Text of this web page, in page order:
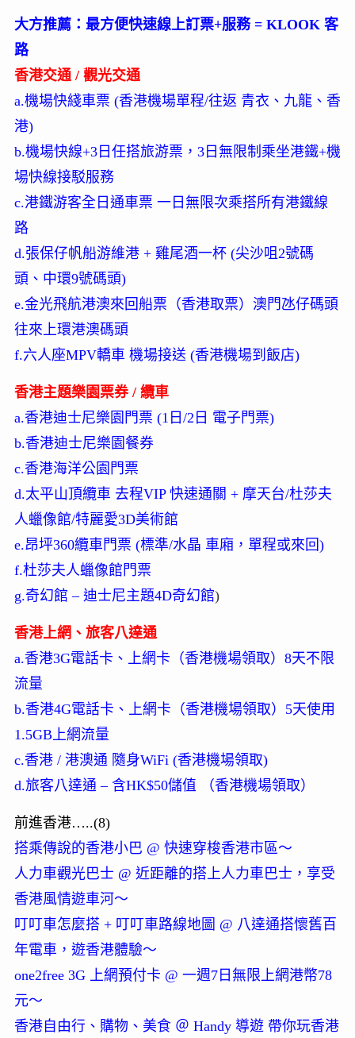
大方推薦：最方便快速線上訂票+服務 = KLOOK 客
路
香港交通 / 觀光交通
a.機場快綫車票 (香港機場單程/往返 青衣、九龍、香
港)
b.機場快線+3日任搭旅游票，3日無限制乘坐港鐵+機
場快線接駁服務
c.港鐵游客全日通車票 一日無限次乘搭所有港鐵線
路
d.張保仔帆船游維港 + 雞尾酒一杯 (尖沙咀2號碼
頭、中環9號碼頭)
e.金光飛航港澳來回船票（香港取票）澳門氹仔碼頭
往來上環港澳碼頭
f.六人座MPV轎車 機場接送 (香港機場到飯店)
香港主題樂園票券 / 纜車
a.香港迪士尼樂園門票 (1日/2日 電子門票)
b.香港迪士尼樂園餐券
c.香港海洋公園門票
d.太平山頂纜車 去程VIP 快速通關 + 摩天台/杜莎夫
人蠟像館/特麗愛3D美術館
e.昂坪360纜車門票 (標準/水晶 車廂，單程或來回)
f.杜莎夫人蠟像館門票
g.奇幻館 – 迪士尼主題4D奇幻館)
香港上網、旅客八達通
a.香港3G電話卡、上網卡（香港機場領取）8天不限
流量
b.香港4G電話卡、上網卡（香港機場領取）5天使用
1.5GB上網流量
c.香港 / 港澳通 隨身WiFi (香港機場領取)
d.旅客八達通 – 含HK$50儲值 （香港機場領取）
前進香港…..(8)
搭乘傳說的香港小巴 @ 快速穿梭香港市區～
人力車觀光巴士 @ 近距離的搭上人力車巴士，享受
香港風情遊車河～
叮叮車怎麼搭 + 叮叮車路線地圖 @ 八達通搭懷舊百
年電車，遊香港體驗～
one2free 3G 上網預付卡 @ 一週7日無限上網港幣78
元～
香港自由行、購物、美食 ＠ Handy 導遊 帶你玩香港